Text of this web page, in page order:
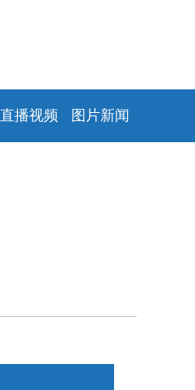
直播视频 图片新闻